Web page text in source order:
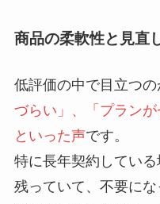
商品の柔軟性と見直
低評価の中で目立つの
づらい」、「プランが
といった声です。
特に長年契約してい
残っていて、不要に